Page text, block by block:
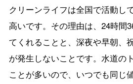
クリーンライフは全国で活動し
高いです。その理由は、24時間
てくれることと、深夜や早朝、
が発生しないことです。水道の
ことが多いので、いつでも同じ